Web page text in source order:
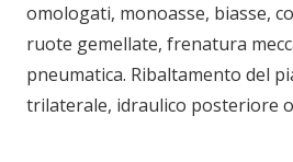
omologati, monoasse, biasse,
ruote gemellate, frenatura
pneumatica. Ribaltamento del
trilaterale, idraulico posteriore o